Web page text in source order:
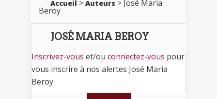
Accueil > Auteurs > José Maria
Beroy
JOSÉ MARIA BEROY
Inscrivez-vous et/ou connectez-vous pour
vous inscrire à nos alertes José Maria
Beroy